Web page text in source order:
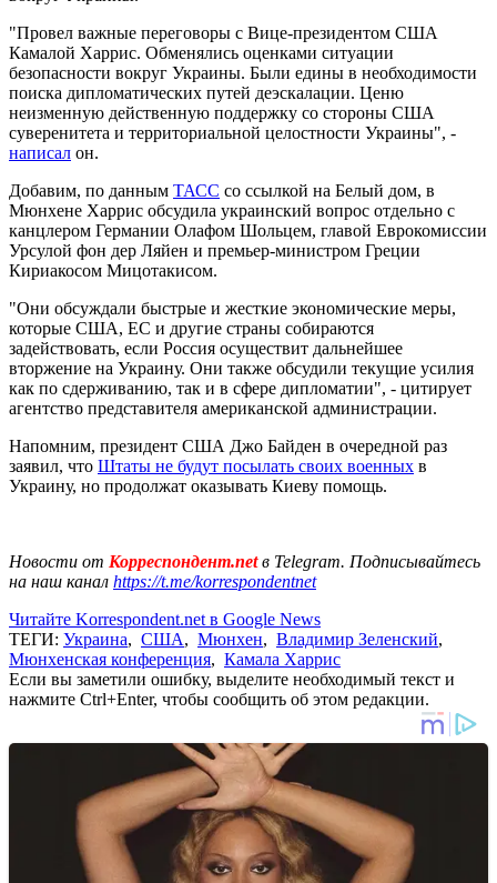
"Провел важные переговоры с Вице-президентом США
Камалой Харрис. Обменялись оценками ситуации
безопасности вокруг Украины. Были едины в необходимости
поиска дипломатических путей деэскалации. Ценю
неизменную действенную поддержку со стороны США
суверенитета и территориальной целостности Украины", -
написал он.
Добавим, по данным ТАСС со ссылкой на Белый дом, в
Мюнхене Харрис обсудила украинский вопрос отдельно с
канцлером Германии Олафом Шольцем, главой Еврокомиссии
Урсулой фон дер Ляйен и премьер-министром Греции
Кириакосом Мицотакисом.
"Они обсуждали быстрые и жесткие экономические меры,
которые США, ЕС и другие страны собираются
задействовать, если Россия осуществит дальнейшее
вторжение на Украину. Они также обсудили текущие усилия
как по сдерживанию, так и в сфере дипломатии", - цитирует
агентство представителя американской администрации.
Напомним, президент США Джо Байден в очередной раз
заявил, что Штаты не будут посылать своих военных в
Украину, но продолжат оказывать Киеву помощь.
Новости от Корреспондент.netв Telegram. Подписывайтесь
на наш канал https://t.me/korrespondentnet
Читайте Korrespondent.net в Google News
ТЕГИ: Украина, США, Мюнхен, Владимир Зеленский,
Мюнхенская конференция, Камала Харрис
Если вы заметили ошибку, выделите необходимый текст и
нажмите Ctrl+Enter, чтобы сообщить об этом редакции.